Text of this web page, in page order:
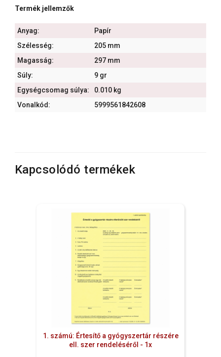
Termék jellemzők
Anyag:
Papír
Szélesség:
205 mm
Magasság:
297 mm
Súly:
9 gr
Egységcsomag súlya:
0.010 kg
Vonalkód:
5999561842608
Kapcsolódó termékek
1. számú: Értesítő a gyógyszertár részére
ell. szer rendeléséről - 1x